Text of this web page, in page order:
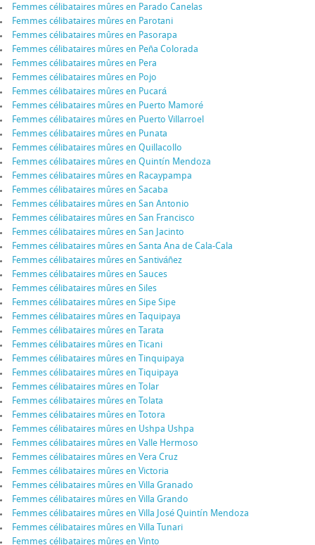
Femmes célibataires mûres en Parado Canelas
Femmes célibataires mûres en Parotani
Femmes célibataires mûres en Pasorapa
Femmes célibataires mûres en Peña Colorada
Femmes célibataires mûres en Pera
Femmes célibataires mûres en Pojo
Femmes célibataires mûres en Pucará
Femmes célibataires mûres en Puerto Mamoré
Femmes célibataires mûres en Puerto Villarroel
Femmes célibataires mûres en Punata
Femmes célibataires mûres en Quillacollo
Femmes célibataires mûres en Quintín Mendoza
Femmes célibataires mûres en Racaypampa
Femmes célibataires mûres en Sacaba
Femmes célibataires mûres en San Antonio
Femmes célibataires mûres en San Francisco
Femmes célibataires mûres en San Jacinto
Femmes célibataires mûres en Santa Ana de Cala-Cala
Femmes célibataires mûres en Santiváñez
Femmes célibataires mûres en Sauces
Femmes célibataires mûres en Siles
Femmes célibataires mûres en Sipe Sipe
Femmes célibataires mûres en Taquipaya
Femmes célibataires mûres en Tarata
Femmes célibataires mûres en Ticani
Femmes célibataires mûres en Tinquipaya
Femmes célibataires mûres en Tiquipaya
Femmes célibataires mûres en Tolar
Femmes célibataires mûres en Tolata
Femmes célibataires mûres en Totora
Femmes célibataires mûres en Ushpa Ushpa
Femmes célibataires mûres en Valle Hermoso
Femmes célibataires mûres en Vera Cruz
Femmes célibataires mûres en Victoria
Femmes célibataires mûres en Villa Granado
Femmes célibataires mûres en Villa Grando
Femmes célibataires mûres en Villa José Quintín Mendoza
Femmes célibataires mûres en Villa Tunari
Femmes célibataires mûres en Vinto